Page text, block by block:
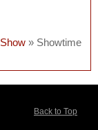
Show » Showtime
Back to Top